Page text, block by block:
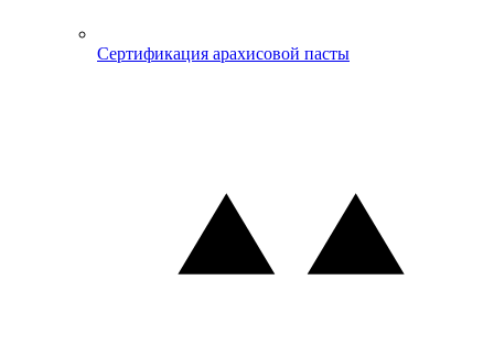
Сертификация арахисовой пасты